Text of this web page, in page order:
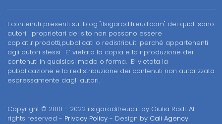
I contenuti presenti sul blog "ilsigarodifreud.com" dei quali sono
autori i proprietari del sito non possono essere
copiati,riprodotti,pubblicati o redistribuiti perché appartenenti
agli autori stessi. E’ vietata la copia e la riproduzione dei
contenuti in qualsiasi modo o forma. E’ vietata la
pubblicazione e la redistribuzione dei contenuti non autorizzata
espressamente dagli autori.
Copyright © 2010 - 2022 ilsigarodifreud.it by Giulia Radi. All
rights reserved - Privacy Policy - Design by Cali Agency